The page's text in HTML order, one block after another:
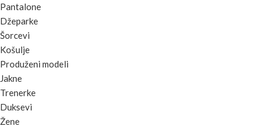
Pantalone
Džeparke
Šorcevi
Košulje
Produženi modeli
Jakne
Trenerke
Duksevi
Žene